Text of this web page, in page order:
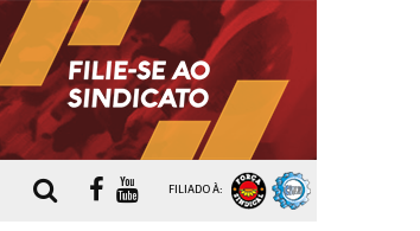
FILIADO À: